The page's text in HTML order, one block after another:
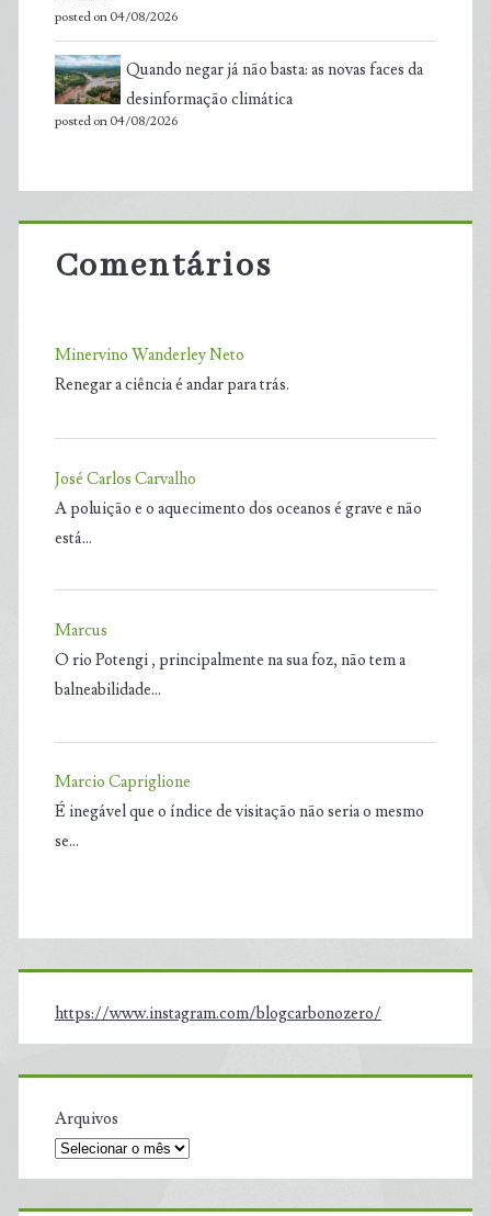
posted on 04/08/2026
Quando negar já não basta: as novas faces da
desinformação climática
posted on 04/08/2026
Comentários
Minervino Wanderley Neto
Renegar a ciência é andar para trás.
José Carlos Carvalho
A poluição e o aquecimento dos oceanos é grave e não
está…
Marcus
O rio Potengi , principalmente na sua foz, não tem a
balneabilidade…
Marcio Capriglione
É inegável que o índice de visitação não seria o mesmo
se…
https://www.instagram.com/blogcarbonozero/
Arquivos